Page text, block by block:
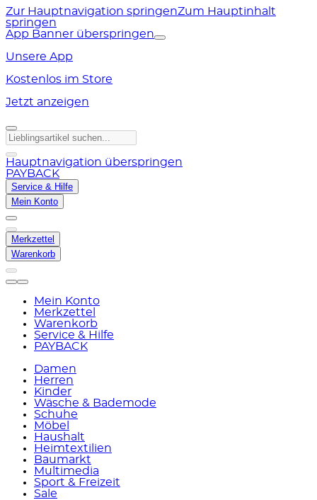
Zur Hauptnavigation springenZum Hauptinhalt
springen
App Banner überspringen
Unsere App
Kostenlos im Store
Jetzt anzeigen
Hauptnavigation überspringen
PAYBACK
Service & Hilfe
Mein Konto
Merkzettel
Warenkorb
Mein Konto
Merkzettel
Warenkorb
Service & Hilfe
PAYBACK
Damen
Herren
Kinder
Wäsche & Bademode
Schuhe
Möbel
Haushalt
Heimtextilien
Baumarkt
Multimedia
Sport & Freizeit
Sale